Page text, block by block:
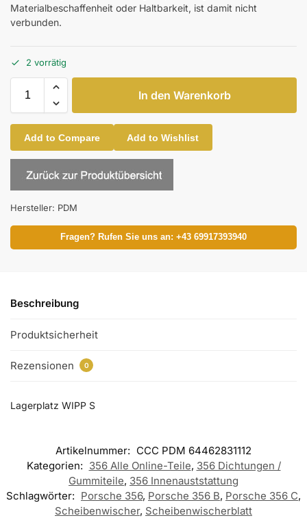
Materialbeschaffenheit oder Haltbarkeit, ist damit nicht
verbunden.
2 vorrätig
In den Warenkorb
Add to Compare Add to Wishlist
Hersteller: PDM
Fragen? Rufen Sie uns an: +43 69917393940
Beschreibung
Produktsicherheit
Rezensionen 0
Lagerplatz WIPP S
Artikelnummer: CCC PDM 64462831112
Kategorien: 356 Alle Online-Teile, 356 Dichtungen /
Gummiteile, 356 Innenauststattung
Schlagwörter: Porsche 356, Porsche 356 B, Porsche 356 C,
Scheibenwischer, Scheibenwischerblatt